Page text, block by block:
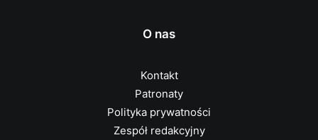
O nas
Kontakt
Patronaty
Polityka prywatności
Zespół redakcyjny